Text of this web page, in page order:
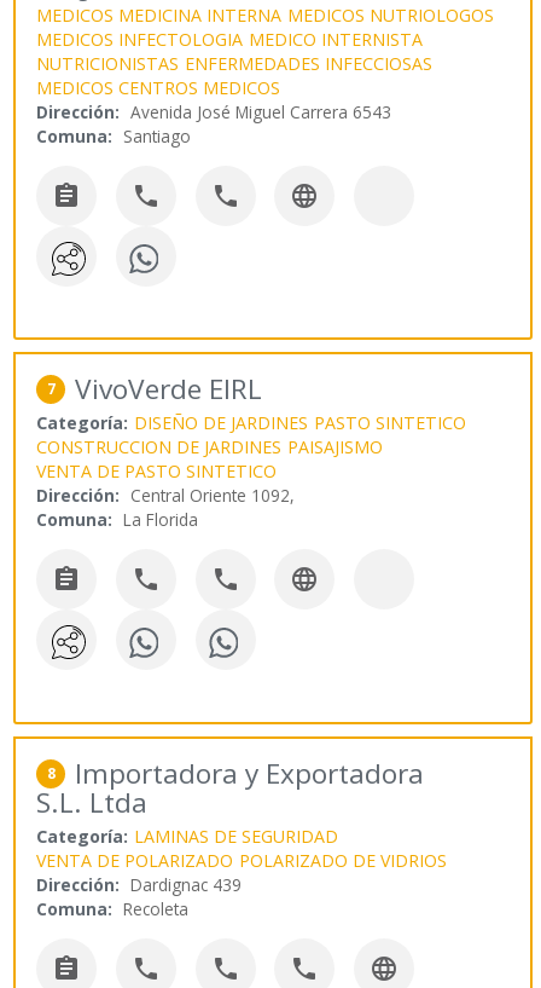
MEDICOS MEDICINA INTERNA MEDICOS NUTRIOLOGOS
MEDICOS INFECTOLOGIA MEDICO INTERNISTA
NUTRICIONISTAS ENFERMEDADES INFECCIOSAS
MEDICOS CENTROS MEDICOS
Dirección: Avenida José Miguel Carrera 6543
Comuna: Santiago
   
7 VivoVerde EIRL
Categoría: DISEÑO DE JARDINES PASTO SINTETICO
CONSTRUCCION DE JARDINES PAISAJISMO
VENTA DE PASTO SINTETICO
Dirección: Central Oriente 1092,
Comuna: La Florida
   
8 Importadora y Exportadora
S.L. Ltda
Categoría: LAMINAS DE SEGURIDAD
VENTA DE POLARIZADO POLARIZADO DE VIDRIOS
Dirección: Dardignac 439
Comuna: Recoleta
    